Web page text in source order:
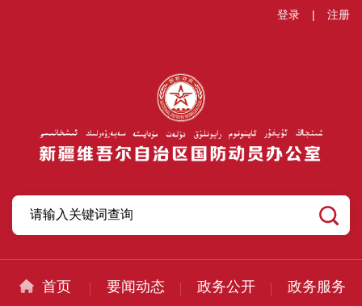
登录 | 注册
首页 要闻动态 政务公开 政务服务